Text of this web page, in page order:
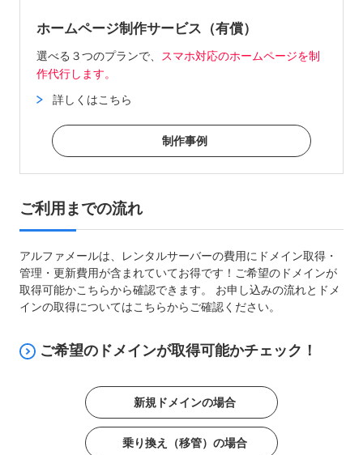
ホームページ制作サービス（有償）
選べる３つのプランで、 スマホ対応のホームページを制
作代行します。
詳しくはこちら
制作事例
ご利用までの流れ
アルファメールは、レンタルサーバーの費用にドメイン取得・
管理・更新費用が含まれていてお得です！ご希望のドメインが
取得可能かこちらから確認できます。 お申し込みの流れとドメ
インの取得についてはこちらからご確認ください。
ご希望のドメインが取得可能かチェック！
新規ドメインの場合
乗り換え（移管）の場合